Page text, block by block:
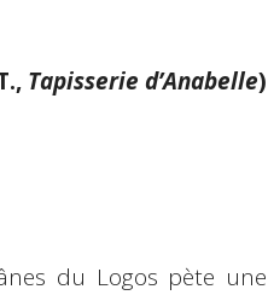
Tapisserie d’Anabelle)
du Logos pète une